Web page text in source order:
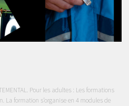
Pour les adultes : Les formations
La formation s’organise en 4 modules de